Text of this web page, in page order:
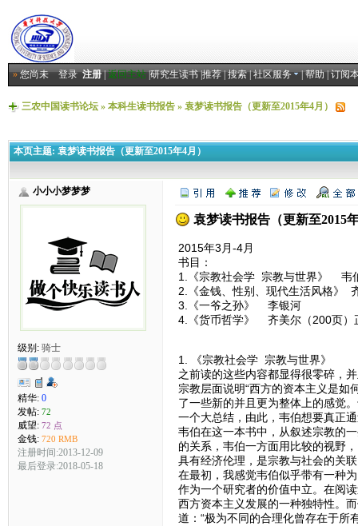
»您尚未登录 注册|返回主站|研究生读书|推荐|搜索|社区服务 |帮助|订阅
三农中国读书论坛» 本科生读书报告» 袁梦读书报告（更新至2015年4月）
本页主题: 袁梦读书报告（更新至2015年4月）
小小小梦梦梦
级别: 骑士
精华: 0
发帖: 72
威望: 72 点
金钱: 720 RMB
注册时间:2013-12-09
最后登录:2018-05-18
袁梦读书报告（更新至2015
2015年3月-4月
书目：
1.《宗教社会学 宗教与世界》 韦
2.《金钱、性别、现代生活风格》
3.《一爷之孙》 李银河
4.《货币哲学》 齐美尔（200页）
1. 《宗教社会学 宗教与世界》
之前读的这些内容都显得很零碎，
宗教层面说明“西方的资本主义是
了一些新的并且更为整体上的感觉
一个大总结，由此，韦伯想要真正
韦伯在这一本书中，从叙述宗教的
的关系，韦伯一方面用比较的视野
具有经济伦理，是宗教与社会的关
在最初，我感觉韦伯似乎带有一种
作为一个研究者的价值中立。在阅
西方资本主义发展的一种独特性。
道：“极为不同的合理化曾存在于所